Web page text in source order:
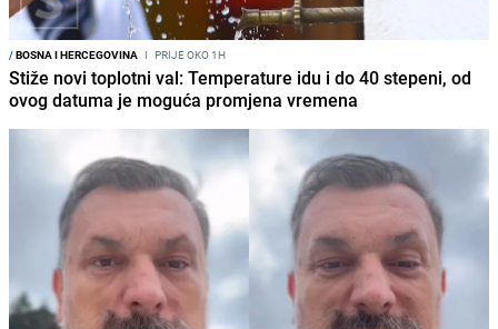
/BOSNA I HERCEGOVINA I PRIJE OKO 1H
Stiže novi toplotni val: Temperature idu i do 40 stepeni, od
ovog datuma je moguća promjena vremena